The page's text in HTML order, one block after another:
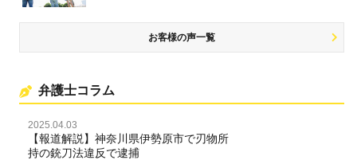
お客様の声一覧
弁護士コラム
2025.04.03
【報道解説】神奈川県伊勢原市で刃物所
持の銃刀法違反で逮捕